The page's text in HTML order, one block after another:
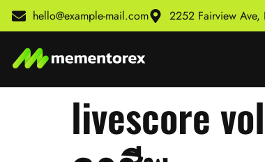
hello@example-mail.com 2252 Fairview Ave,
livescore